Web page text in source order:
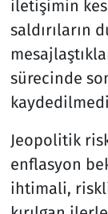
iletişimin
saldırıların
sürecinde
Jeopolitik
enflasyon
ihtimali,